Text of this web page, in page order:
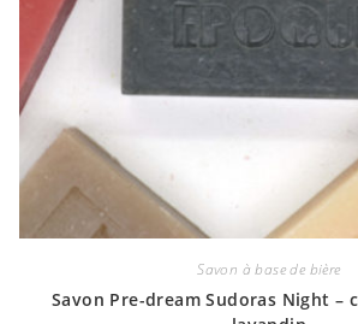
Savon à base de bière
Savon Pre-dream Sudoras Night –